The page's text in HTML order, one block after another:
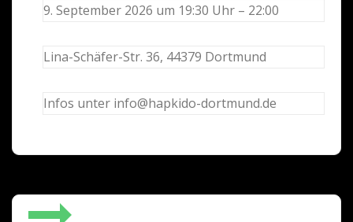
9. September 2026 um 19:30 Uhr – 22:00
Lina-Schäfer-Str. 36, 44379 Dortmund
Infos unter info@hapkido-dortmund.de